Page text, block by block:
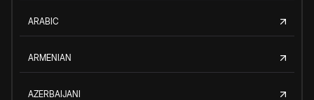
ARABIC
ARMENIAN
AZERBAIJANI